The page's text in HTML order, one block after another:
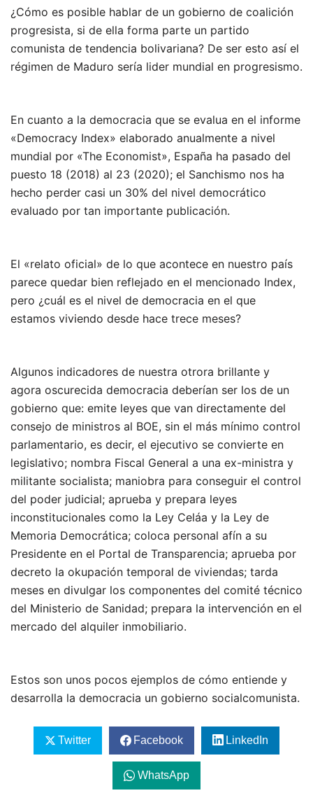
¿Cómo es posible hablar de un gobierno de coalición
progresista, si de ella forma parte un partido
comunista de tendencia bolivariana? De ser esto así el
régimen de Maduro sería lider mundial en progresismo.
En cuanto a la democracia que se evalua en el informe
«Democracy Index» elaborado anualmente a nivel
mundial por «The Economist», España ha pasado del
puesto 18 (2018) al 23 (2020); el Sanchismo nos ha
hecho perder casi un 30% del nivel democrático
evaluado por tan importante publicación.
El «relato oficial» de lo que acontece en nuestro país
parece quedar bien reflejado en el mencionado Index,
pero ¿cuál es el nivel de democracia en el que
estamos viviendo desde hace trece meses?
Algunos indicadores de nuestra otrora brillante y
agora oscurecida democracia deberían ser los de un
gobierno que: emite leyes que van directamente del
consejo de ministros al BOE, sin el más mínimo control
parlamentario, es decir, el ejecutivo se convierte en
legislativo; nombra Fiscal General a una ex-ministra y
militante socialista; maniobra para conseguir el control
del poder judicial; aprueba y prepara leyes
inconstitucionales como la Ley Celáa y la Ley de
Memoria Democrática; coloca personal afín a su
Presidente en el Portal de Transparencia; aprueba por
decreto la okupación temporal de viviendas; tarda
meses en divulgar los componentes del comité técnico
del Ministerio de Sanidad; prepara la intervención en el
mercado del alquiler inmobiliario.
Estos son unos pocos ejemplos de cómo entiende y
desarrolla la democracia un gobierno socialcomunista.
Twitter Facebook LinkedIn
WhatsApp